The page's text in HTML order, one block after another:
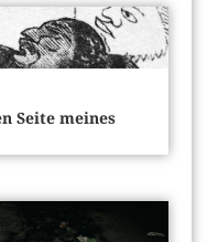
Seite meines